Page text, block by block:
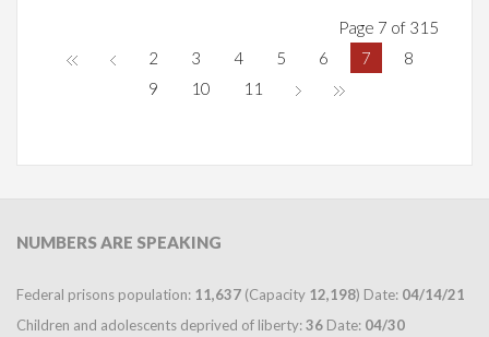
Page 7 of 315
2
3 4 5 6 7
8
9
10 11
NUMBERSARE SPEAKING
Federal prisons population: 11,637 (Capacity 12,198) Date: 04/14/21
Children and adolescents deprived of liberty:36 Date: 04/30